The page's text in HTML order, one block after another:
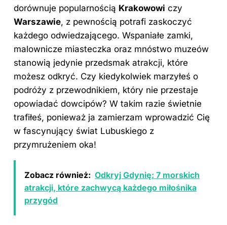
dorównuje popularnością Krakowowi czy
Warszawie, z pewnością potrafi zaskoczyć
każdego odwiedzającego. Wspaniałe zamki,
malownicze miasteczka oraz mnóstwo muzeów
stanowią jedynie przedsmak atrakcji, które
możesz odkryć. Czy kiedykolwiek marzyłeś o
podróży z przewodnikiem, który nie przestaje
opowiadać dowcipów? W takim razie świetnie
trafiłeś, ponieważ ja zamierzam wprowadzić Cię
w fascynujący świat Lubuskiego z
przymrużeniem oka!
Zobacz również: Odkryj Gdynię: 7 morskich
atrakcji, które zachwycą każdego miłośnika
przygód